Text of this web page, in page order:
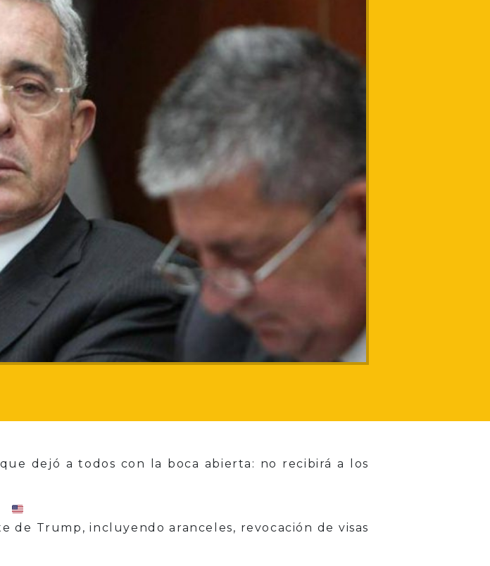
dejó a todos con la boca abierta: no recibirá a los
de Trump, incluyendo aranceles, revocación de visas